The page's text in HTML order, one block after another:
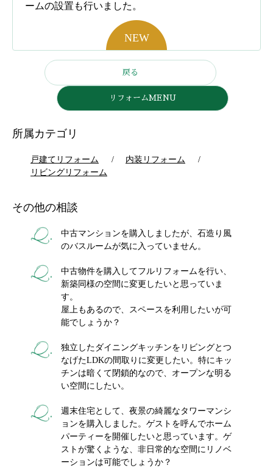
ームの設置も行いました。
戻る
リフォームMENU
所属カテゴリ
戸建てリフォーム
内装リフォーム
リビングリフォーム
その他の相談
中古マンションを購入しましたが、石造り風
のバスルームが気に入っていません。
中古物件を購入してフルリフォームを行い、
新築同様の空間に変更したいと思っていま
す。
屋上もあるので、スペースを利用したいが可
能でしょうか？
独立したダイニングキッチンをリビングとつ
なげたLDKの間取りに変更したい。特にキッ
チンは暗くて閉鎖的なので、オープンな明る
い空間にしたい。
週末住宅として、夜景の綺麗なタワーマンシ
ョンを購入しました。ゲストを呼んでホーム
パーティーを開催したいと思っています。ゲ
ストが驚くような、非日常的な空間にリノベ
ーションは可能でしょうか？